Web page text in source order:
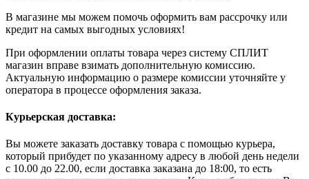
В магазине мы можем помочь оформить вам рассрочку или
кредит на самых выгодных условиях!
При оформлении оплаты товара через систему СПЛИТ
магазин вправе взимать дополнительную комиссию.
Актуальную информацию о размере комиссии уточняйте у
оператора в процессе оформления заказа.
Курьерская доставка:
Вы можете заказать доставку товара с помощью курьера,
который прибудет по указанному адресу в любой день недели
с 10.00 до 22.00, если доставка заказана до 18:00, то есть